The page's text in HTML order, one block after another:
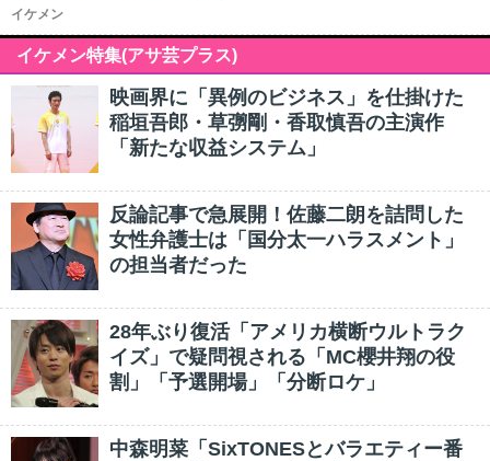
イケメン
イケメン特集(アサ芸プラス)
映画界に「異例のビジネス」を仕掛けた
稲垣吾郎・草彅剛・香取慎吾の主演作
「新たな収益システム」
反論記事で急展開！佐藤二朗を詰問した
女性弁護士は「国分太一ハラスメント」
の担当者だった
28年ぶり復活「アメリカ横断ウルトラク
イズ」で疑問視される「MC櫻井翔の役
割」「予選開場」「分断ロケ」
中森明菜「SixTONESとバラエティー番